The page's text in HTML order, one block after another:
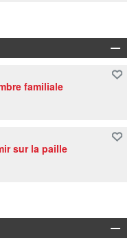
familiale
sur la paille